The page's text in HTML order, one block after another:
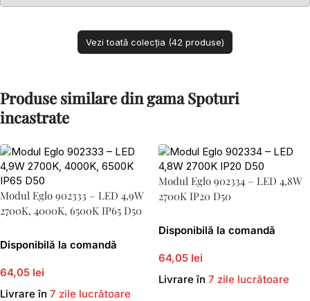
Vezi toată colecția (42 produse)
Produse similare din gama Spoturi
incastrate
Modul Eglo 902333 – LED 4,9W
2700K, 4000K, 6500K IP65 D50
Disponibilă la comandă
64,05 lei
Livrare în 7 zile lucrătoare
Modul Eglo 902334 – LED 4,8W
2700K IP20 D50
Disponibilă la comandă
64,05 lei
Livrare în 7 zile lucrătoare